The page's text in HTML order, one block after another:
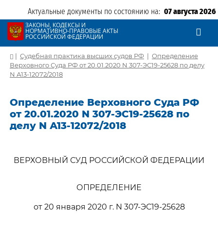
Актуальные документы по состоянию на: 07 августа 2026
ЗАКОНЫ, КОДЕКСЫ И
НОРМАТИВНО-ПРАВОВЫЕ АКТЫ
РОССИЙСКОЙ ФЕДЕРАЦИИ
| Судебная практика высших судов РФ | Определение
Верховного Суда РФ от 20.01.2020 N 307-ЭС19-25628 по делу
N А13-12072/2018
Определение Верховного Суда РФ
от 20.01.2020 N 307-ЭС19-25628 по
делу N А13-12072/2018
ВЕРХОВНЫЙ СУД РОССИЙСКОЙ ФЕДЕРАЦИИ
ОПРЕДЕЛЕНИЕ
от 20 января 2020 г. N 307-ЭС19-25628